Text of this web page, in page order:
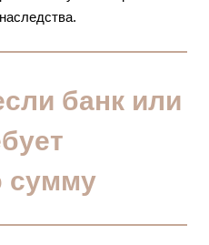
.
банк или
сумму